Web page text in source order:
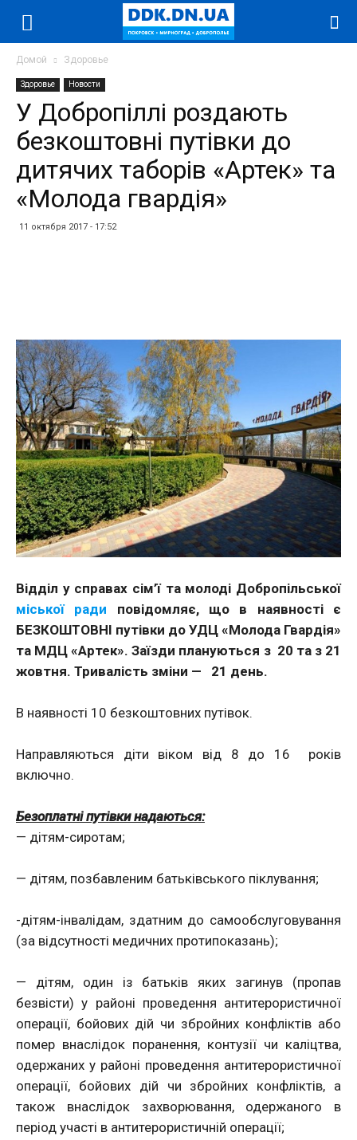
Домой Здоровье
Здоровье Новости
У Добропіллі роздають
безкоштовні путівки до
дитячих таборів «Артек» та
«Молода гвардія»
11 октября 2017 - 17:52
Відділ у справах сім’ї та молоді Добропільської
міської ради повідомляє, що в наявності є
БЕЗКОШТОВНІ путівки до УДЦ «Молода Гвардія»
та МДЦ «Артек». Заїзди плануються з 20 та з 21
жовтня. Тривалість зміни —
21 день.
В наявності 10 безкоштовних путівок.
Направляються діти віком від 8 до 16 років
включно.
Безоплатні путівки надаються:
— дітям-сиротам;
— дітям, позбавленим батьківського піклування;
-дітям-інвалідам, здатним до самообслуговування
(за відсутності медичних протипоказань);
— дітям, один із батьків яких загинув (пропав
безвісти) у районі проведення антитерористичної
операції, бойових дій чи збройних конфліктів або
помер внаслідок поранення, контузії чи каліцтва,
одержаних у районі проведення антитерористичної
операції, бойових дій чи збройних конфліктів, а
також внаслідок захворювання, одержаного в
період участі в антитерористичній операції;